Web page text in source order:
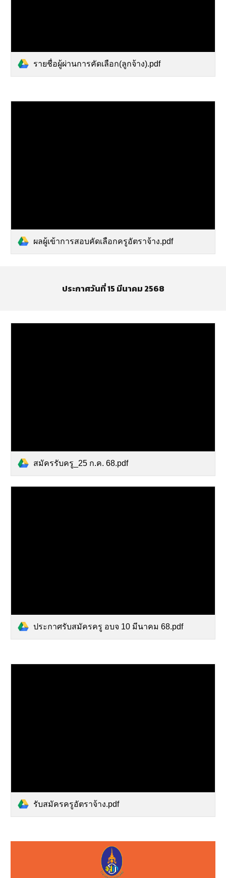
รายชื่อผู้ผ่านการคัดเลือก(ลูกจ้าง).pdf
ผลผู้เข้าการสอบคัดเลือกครูอัตราจ้าง.pdf
ประกาศวันที่15 มีนาคม 2568
สมัครรับครู_25 ก.ค. 68.pdf
ประกาศรับสมัครครู อบจ 10 มีนาคม 68.pdf
รับสมัครครูอัตราจ้าง.pdf